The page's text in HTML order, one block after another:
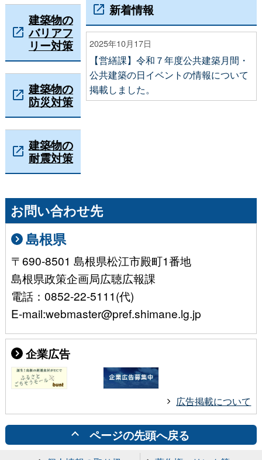
新着情報
2025年10月17日
【営繕課】令和７年度公共建築月間・
公共建築の日イベントの情報について
掲載しました。
建築物の
バリアフ
リー対策
建築物の
防災対策
建築物の
耐震対策
お問い合わせ先
島根県
〒690-8501 島根県松江市殿町1番地
島根県政策企画局広聴広報課
電話：0852-22-5111(代)
E-mail:webmaster@pref.shimane.lg.jp
企業広告
広告掲載について
ページの先頭へ戻る